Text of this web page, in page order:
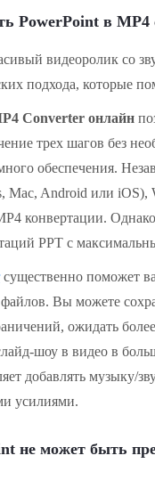
PowerPoint в
видеоролик со
подхода, которые
Converter онлайн
трех шагов без
обеспечения.
Mac, Android или
конвертации.
PPT с
существенно поможет
файлов. Вы можете
ожидать
шоу в видео в
добавлять музыку/
усилиями.
не может быть